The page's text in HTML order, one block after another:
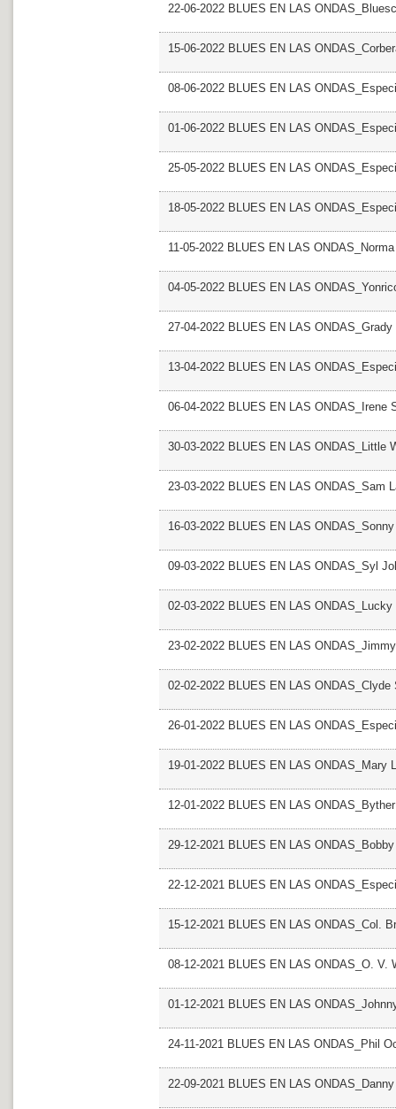
22-06-2022 BLUES EN LAS
15-06-2022 BLUES EN LAS
08-06-2022 BLUES EN LAS
01-06-2022 BLUES EN LAS
25-05-2022 BLUES EN LAS
18-05-2022 BLUES EN LAS
11-05-2022 BLUES EN LAS
04-05-2022 BLUES EN LAS
27-04-2022 BLUES EN LAS ONDAS_Grady
13-04-2022 BLUES EN LAS
06-04-2022 BLUES EN LAS ONDAS_Irene
30-03-2022 BLUES EN LAS ONDAS_Little
23-03-2022 BLUES EN LAS ONDAS_Sam
16-03-2022 BLUES EN LAS
09-03-2022 BLUES EN LAS ONDAS_Syl
02-03-2022 BLUES EN LAS ONDAS_Lucky
23-02-2022 BLUES EN LAS
02-02-2022 BLUES EN LAS ONDAS_Clyde
26-01-2022 BLUES EN LAS
19-01-2022 BLUES EN LAS ONDAS_Mary
12-01-2022 BLUES EN LAS
29-12-2021 BLUES EN LAS
22-12-2021 BLUES EN LAS
15-12-2021 BLUES EN LAS ONDAS_Col.
08-12-2021 BLUES EN LAS ONDAS_O. V.
01-12-2021 BLUES EN LAS
24-11-2021 BLUES EN LAS ONDAS_Phil
22-09-2021 BLUES EN LAS